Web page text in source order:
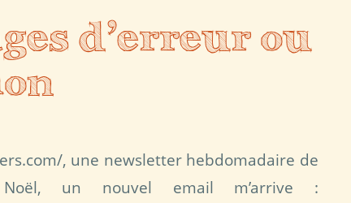
d’erreur ou
, une newsletter hebdomadaire de
Noël, un nouvel email m’arrive :